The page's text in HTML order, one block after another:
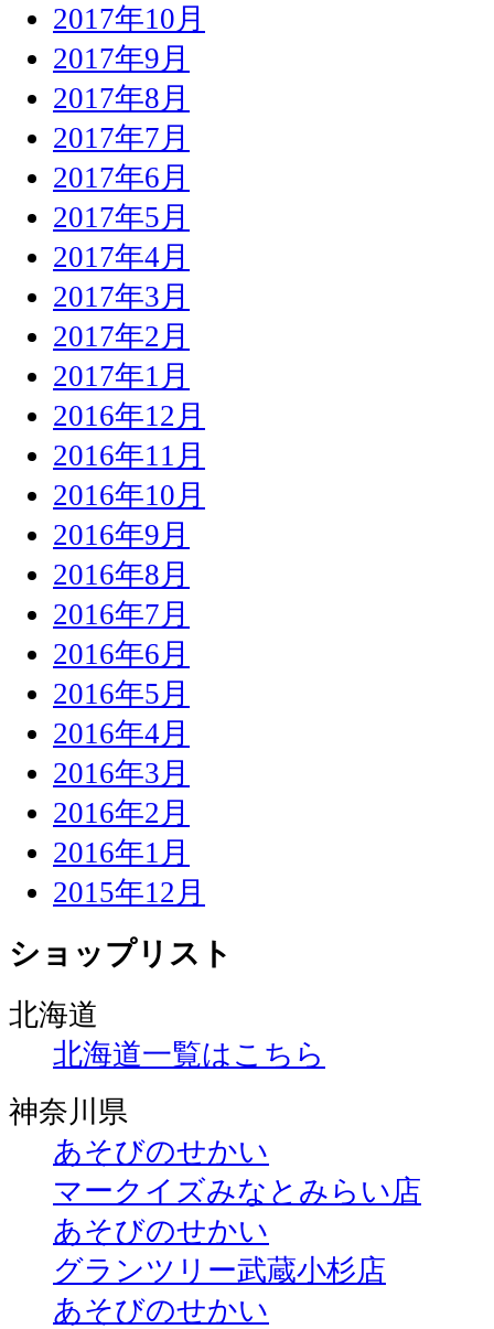
2017年10月
2017年9月
2017年8月
2017年7月
2017年6月
2017年5月
2017年4月
2017年3月
2017年2月
2017年1月
2016年12月
2016年11月
2016年10月
2016年9月
2016年8月
2016年7月
2016年6月
2016年5月
2016年4月
2016年3月
2016年2月
2016年1月
2015年12月
ショップリスト
北海道
北海道一覧はこちら
神奈川県
あそびのせかい
マークイズみなとみらい店
あそびのせかい
グランツリー武蔵小杉店
あそびのせかい